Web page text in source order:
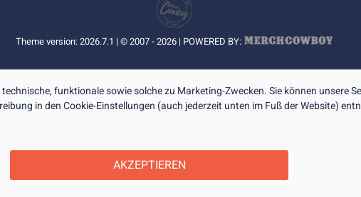
Theme version: 2026.7.1 | © 2007 - 2026 | POWERED BY:
funktionale sowie solche zu Marketing-Zwecken. Sie können unsere
in den Cookie-Einstellungen (auch jederzeit unten im Fuß der Website)
AKZEPTIEREN